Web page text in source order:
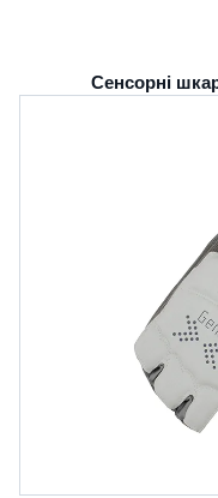
Сенсорні